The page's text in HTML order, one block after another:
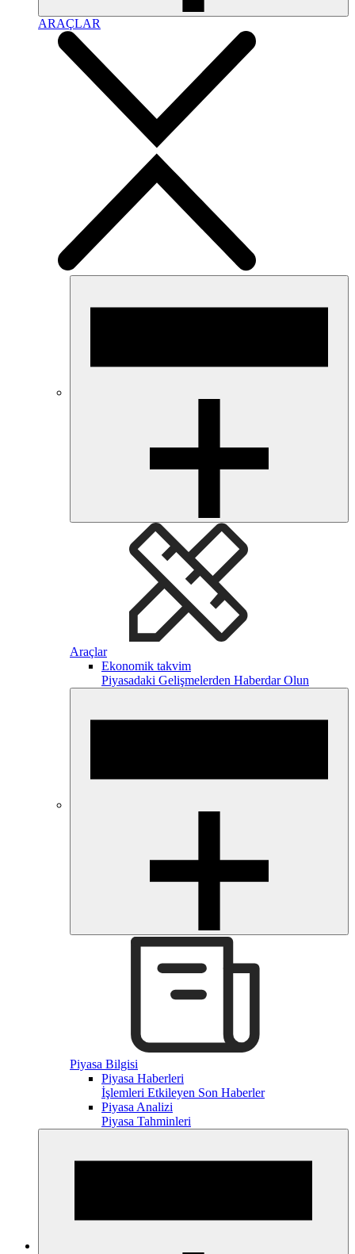
ARAÇLAR
Araçlar
Ekonomik takvim
Piyasadaki Gelişmelerden Haberdar Olun
Piyasa Bilgisi
Piyasa Haberleri
İşlemleri Etkileyen Son Haberler
Piyasa Analizi
Piyasa Tahminleri